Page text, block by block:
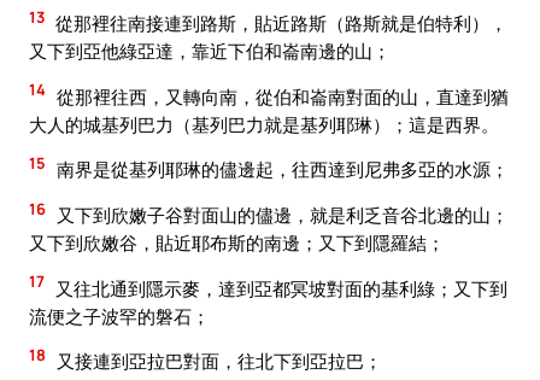
13 從那裡往南接連到路斯，貼近路斯（路斯就是伯特利），
又下到亞他綠亞達，靠近下伯和崙南邊的山；
14 從那裡往西，又轉向南，從伯和崙南對面的山，直達到猶
大人的城基列巴力（基列巴力就是基列耶琳）；這是西界。
15 南界是從基列耶琳的儘邊起，往西達到尼弗多亞的水源；
16
又下到欣嫩子谷對面山的儘邊，就是利乏音谷北邊的山；
又下到欣嫩谷，貼近耶布斯的南邊；又下到隱羅結；
17
又往北通到隱示麥，達到亞都冥坡對面的基利綠；又下到
流便之子波罕的磐石；
18 又接連到亞拉巴對面，往北下到亞拉巴；